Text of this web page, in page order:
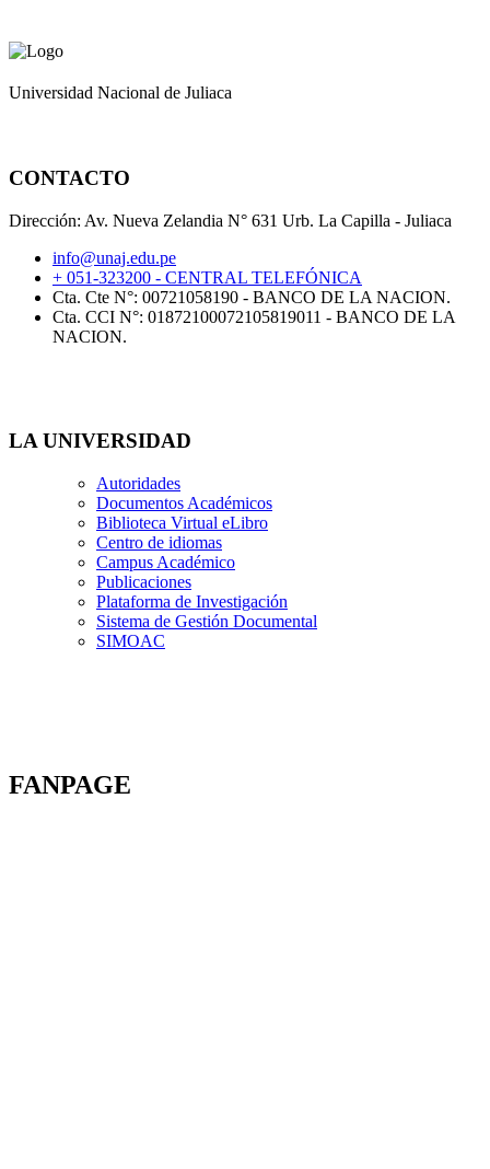
Universidad Nacional de Juliaca
CONTACTO
Dirección: Av. Nueva Zelandia N° 631 Urb. La Capilla - Juliaca
info@unaj.edu.pe
+ 051-323200 - CENTRAL TELEFÓNICA
Cta. Cte N°: 00721058190 - BANCO DE LA NACION.
Cta. CCI N°: 01872100072105819011 - BANCO DE LA
NACION.
LA UNIVERSIDAD
Autoridades
Documentos Académicos
Biblioteca Virtual eLibro
Centro de idiomas
Campus Académico
Publicaciones
Plataforma de Investigación
Sistema de Gestión Documental
SIMOAC
FANPAGE